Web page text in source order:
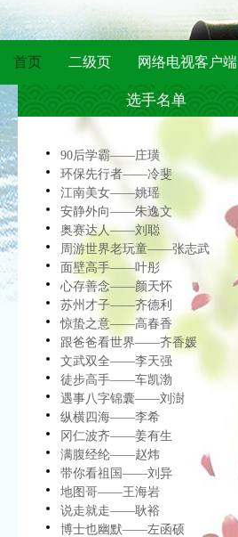
首页 二级页 网络电视客户端
选手名单
90后学霸——庄璜
环保先行者——冷斐
江南美女——姚瑶
安静外向——朱逸文
奥赛达人——刘聪
周游世界老玩童——张志武
面壁高手——叶彤
心存善念——颜天怀
苏州才子——齐德利
惊蛰之意——高春香
跟爸爸看世界——齐香媛
文武双全——李天强
徒步高手——车凯渤
遇事八字锦囊——刘澍
纵横四海——李希
冈仁波齐——姜有生
满腹经纶——赵炜
带你看祖国——刘异
地图哥——王海岩
说走就走——耿裕
博士也幽默——左函硕